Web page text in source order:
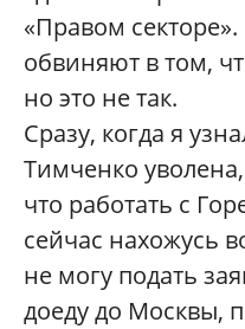
«Правом
обвиняют в том,
но это не так.
Сразу, когда я
Тимченко
что работать с
сейчас нахожусь
не могу подать
доеду до Москвы,